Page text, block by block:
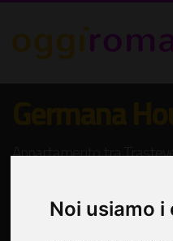
Noi usiamo i
Appartamento tra